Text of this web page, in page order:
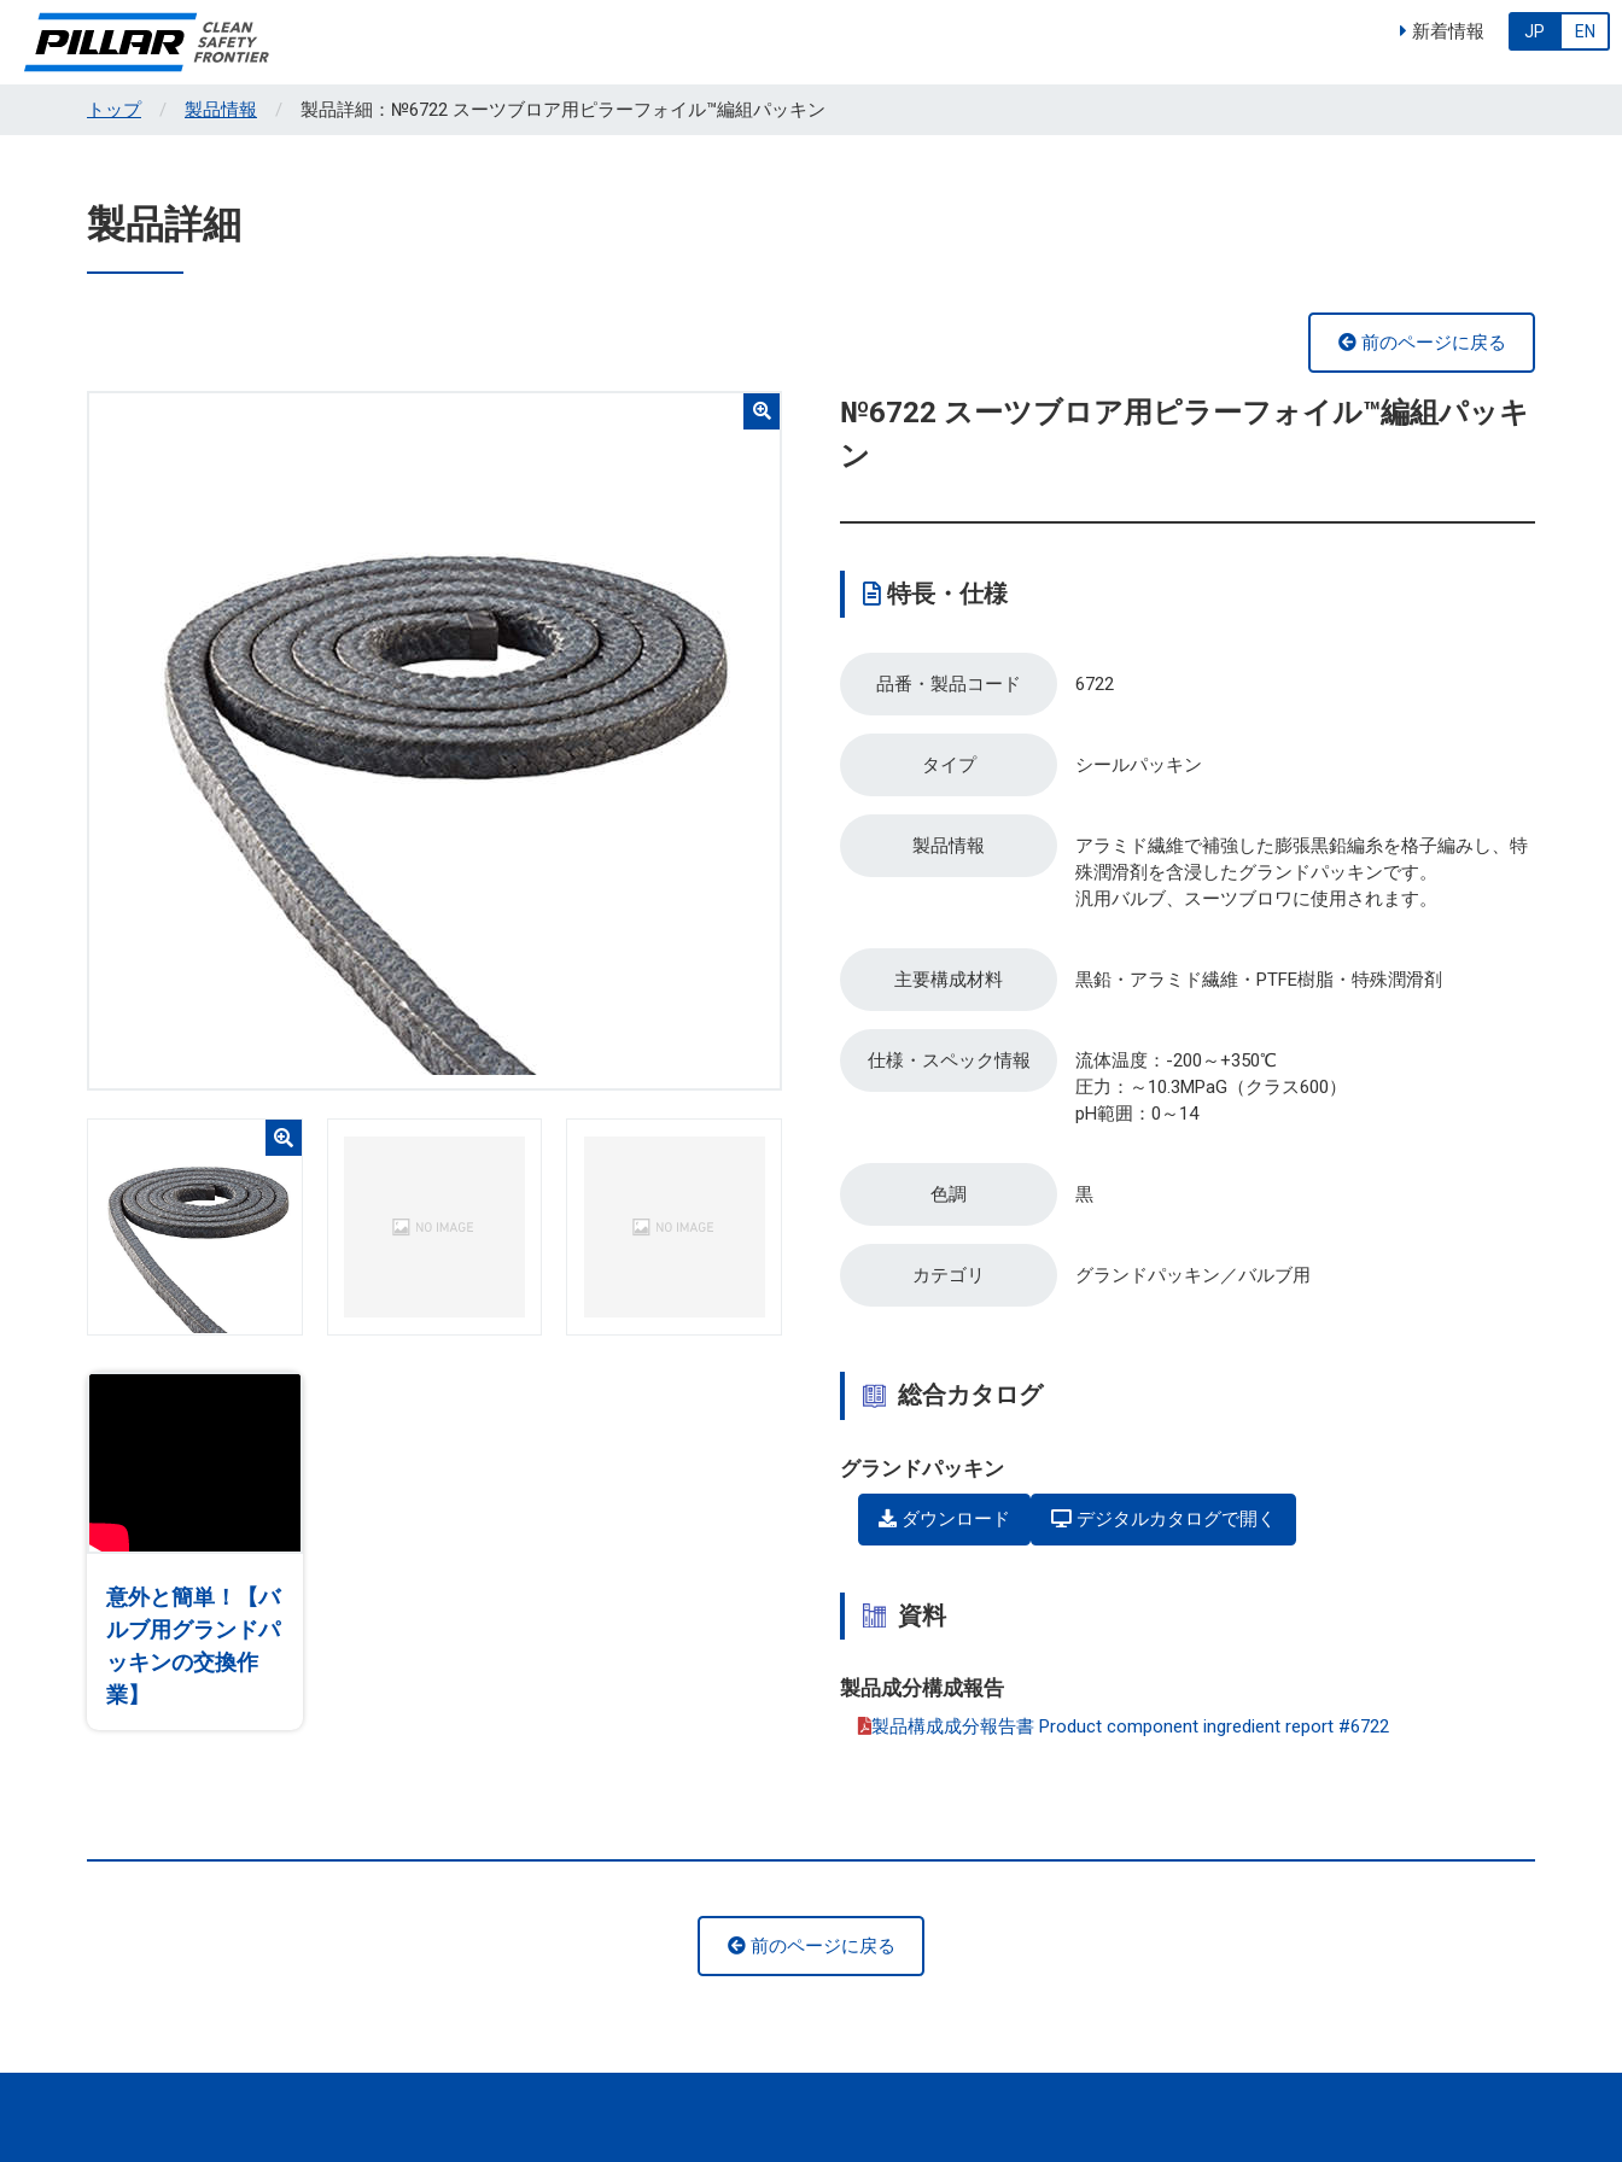
新着情報 JP EN
トップ 製品情報 製品詳細：№6722 スーツブロア用ピラーフォイル™編組パッキン
製品詳細
前のページに戻る
№6722 スーツブロア用ピラーフォイル™編組パッキ
ン
特長・仕様
品番・製品コード 6722
タイプ シールパッキン
製品情報
アラミド繊維で補強した膨張黒鉛編糸を格子編みし、特
殊潤滑剤を含浸したグランドパッキンです。
汎用バルブ、スーツブロワに使用されます。
主要構成材料 黒鉛・アラミド繊維・PTFE樹脂・特殊潤滑剤
仕様・スペック情報
流体温度：-200～+350℃
圧力：～10.3MPaG（クラス600）
pH範囲：0～14
色調 黒
カテゴリ グランドパッキン／バルブ用
総合カタログ
グランドパッキン
ダウンロード デジタルカタログで開く
資料
製品成分構成報告
製品構成成分報告書 Product component ingredient report #6722
意外と簡単！【バ
ルブ用グランドパ
ッキンの交換作
業】
前のページに戻る